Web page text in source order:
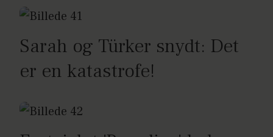
Sarah og Türker snydt: Det
er en katastrofe!